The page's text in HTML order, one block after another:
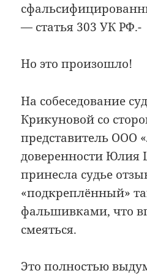
— статья 303 УК РФ.-
Но это произошло!
На собеседование
Крикуновой со
представитель ООО
доверенности Юлия
принесла судье
«подкреплённый»
фальшивками, что
смеяться.
Это полностью